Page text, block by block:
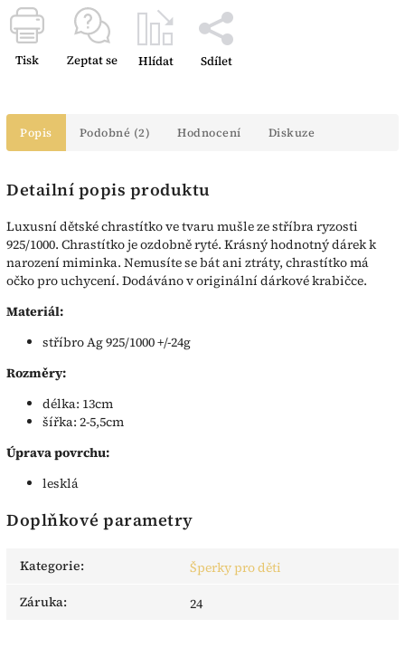
Tisk Zeptat se Hlídat Sdílet
Popis Podobné (2) Hodnocení Diskuze
Detailní popis produktu
Luxusní dětské chrastítko ve tvaru mušle ze stříbra ryzosti
925/1000. Chrastítko je ozdobně ryté. Krásný hodnotný dárek k
narození miminka. Nemusíte se bát ani ztráty, chrastítko má
očko pro uchycení. Dodáváno v originální dárkové krabičce.
Materiál:
stříbro Ag 925/1000 +/-24g
Rozměry:
délka: 13cm
šířka: 2-5,5cm
Úprava povrchu:
lesklá
Doplňkové parametry
Kategorie:
Šperky pro děti
Záruka: 24